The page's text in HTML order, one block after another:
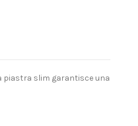
piastra slim garantisce una